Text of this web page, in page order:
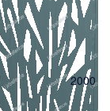
2000